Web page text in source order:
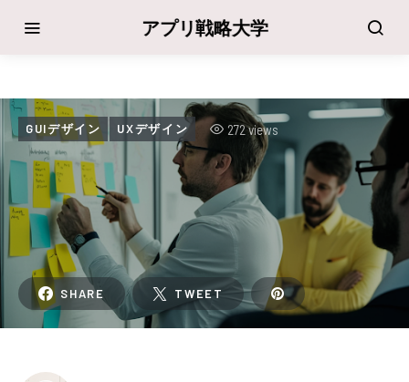
アプリ戦略大学
GUIデザイン UXデザイン 272 views
SHARE TWEET